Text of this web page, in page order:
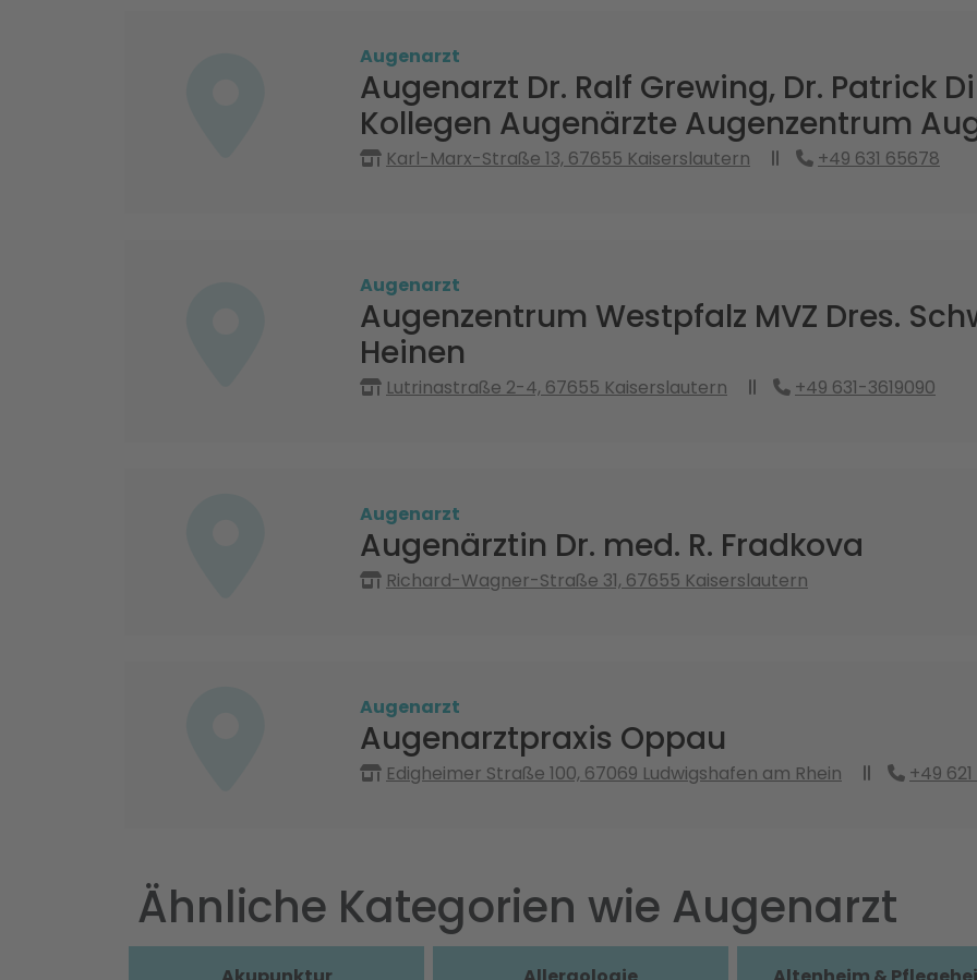
Augenarzt
Augenarzt Dr. Ralf Grewing, Dr. Patrick
Kollegen Augenärzte Augenzentrum
Karl-Marx-Straße 13, 67655 Kaiserslautern +49 631 65678
Augenarzt
Augenzentrum Westpfalz MVZ Dres.
Heinen
Lutrinastraße 2-4, 67655 Kaiserslautern +49 631-3619090
Augenarzt
Augenärztin Dr. med. R. Fradkova
Richard-Wagner-Straße 31, 67655 Kaiserslautern
Augenarzt
Augenarztpraxis Oppau
Edigheimer Straße 100, 67069 Ludwigshafen am Rhein +49
Ähnliche Kategorien wie Augenarzt